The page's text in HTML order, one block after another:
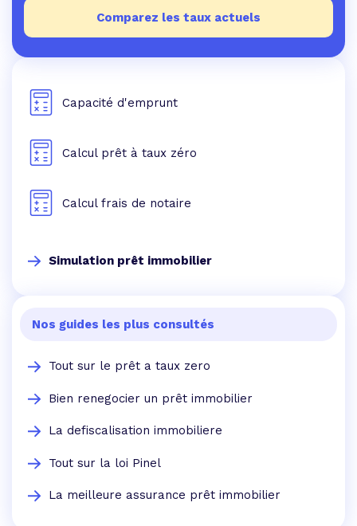
Comparez les taux actuels
Capacité d'emprunt
Calcul prêt à taux zéro
Calcul frais de notaire
Simulation prêt immobilier
Nos guides les plus consultés
Tout sur le prêt a taux zero
Bien renegocier un prêt immobilier
La defiscalisation immobiliere
Tout sur la loi Pinel
La meilleure assurance prêt immobilier